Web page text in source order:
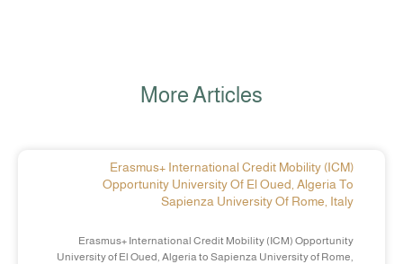
More Articles
Erasmus+ International Credit Mobility (ICM)
Opportunity University Of El Oued, Algeria To
Sapienza University Of Rome, Italy
Erasmus+ International Credit Mobility (ICM) Opportunity
University of El Oued, Algeria to Sapienza University of Rome,